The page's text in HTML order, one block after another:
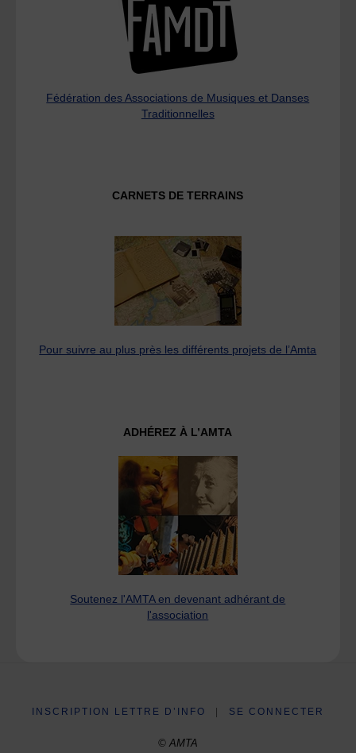
Fédération des Associations de Musiques et Danses
Traditionnelles
CARNETS DE TERRAINS
Pour suivre au plus près les différents projets de l’Amta
ADHÉREZ À L’AMTA
Soutenez l'AMTA en devenant adhérant de
l'association
INSCRIPTION LETTRE D’INFO SE CONNECTER
© AMTA